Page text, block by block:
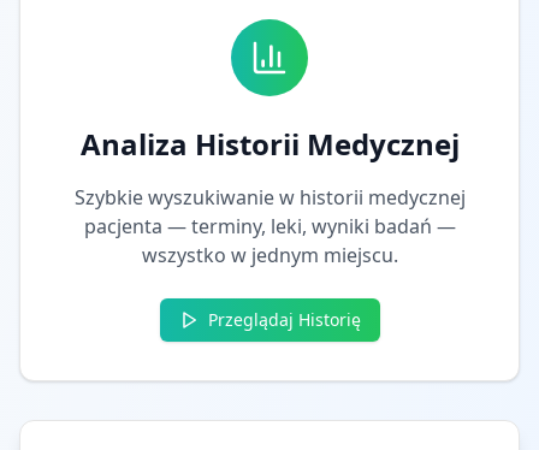
Analiza Historii Medycznej
Szybkie wyszukiwanie w historii medycznej
pacjenta — terminy, leki, wyniki badań —
wszystko w jednym miejscu.
Przeglądaj Historię